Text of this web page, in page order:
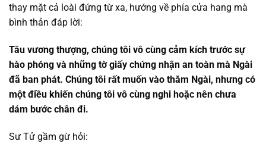
thay mặt cả loài đứng từ xa, hướng về phía cửa hang mà
bình thản đáp lời:
Tâu vương thượng, chúng tôi vô cùng cảm kích trước sự
hào phóng và những tờ giấy chứng nhận an toàn mà Ngài
đã ban phát. Chúng tôi rất muốn vào thăm Ngài, nhưng có
một điều khiến chúng tôi vô cùng nghi hoặc nên chưa
dám bước chân đi.
Sư Tử gầm gừ hỏi: